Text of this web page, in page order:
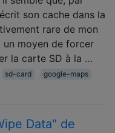
son cache dans la
rare de mon
moyen de forcer
la carte SD à la …
sd-card
google-maps
Data" de